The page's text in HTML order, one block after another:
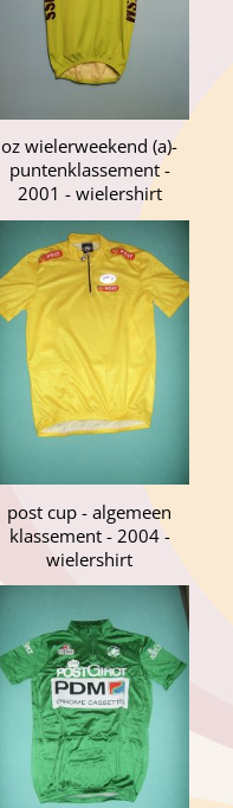
oz wielerweekend (a)-
puntenklassement -
2001 - wielershirt
post cup - algemeen
klassement - 2004 -
wielershirt